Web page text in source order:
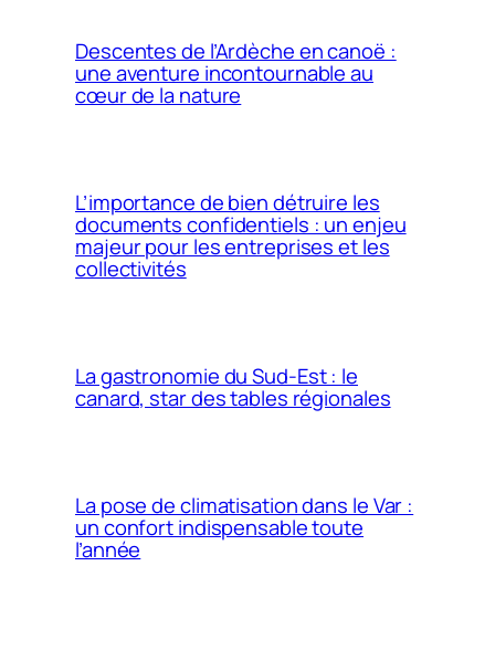
Descentes de l’Ardèche en canoë :
une aventure incontournable au
cœur de la nature
L’importance de bien détruire les
documents confidentiels : un enjeu
majeur pour les entreprises et les
collectivités
La gastronomie du Sud-Est : le
canard, star des tables régionales
La pose de climatisation dans le Var :
un confort indispensable toute
l’année